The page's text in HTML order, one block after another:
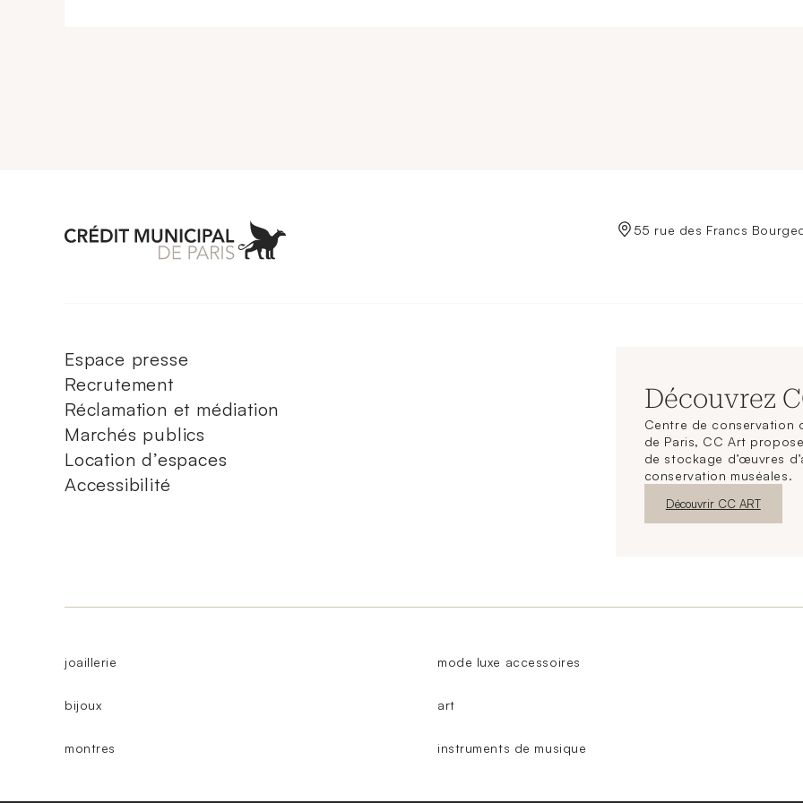
Aller à l'accueil de Crédit Municipal de Paris 55 rue des Francs
Espace presse
Recrutement
Réclamation et médiation
Marchés publics
Location d’espaces
Accessibilité
Découvrez
Centre de conservation
de Paris, CC Art
de stockage d’œuvres
conservation muséales.
Nouvelle fenêtre
Découvrir CC ART
joaillerie
bijoux
montres
mode luxe accessoires
art
instruments de musique